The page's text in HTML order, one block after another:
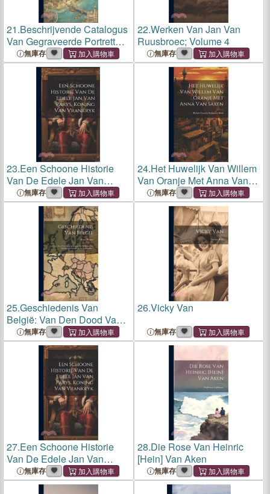
21.Beschrijvende Catalogus
Van Gegraveerde Portretten
Van Nederlanders: Vervolg
Op Frederik Mullers
Catalogus Van 7000
Portretten Van Nederlanders
無庫存
22.Werken Van Jan Van
Ruusbroec; Volume 4
無庫存
23.Een Schoone Historie
Van De Edele Jan Van
Parys, Koning Van Vrankryk
無庫存
24.Het Huwelijk Van Willem
Van Oranje Met Anna Van
Saxen無庫存
25.Geschiedenis Van
België: Van Den Dood Van
Karel Den Stoute Tot De
Komst Van Den Hertog Van
Alva In De Nederlanden...
無庫存
26.Vicky Van
無庫存
27.Een Schoone Historie
Van De Edele Jan Van
Parys, Koning Van Vrankryk
無庫存
28.Die Rose Van Heinric
[Hein] Van Aken
無庫存